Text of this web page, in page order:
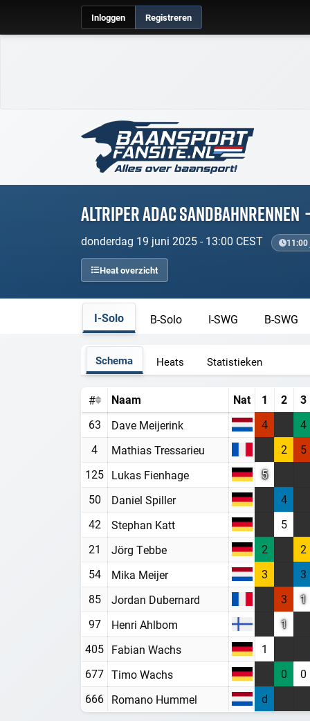
Inloggen Registreren
Altriper ADAC Sandbahnrennen -
donderdag 19 juni 2025 - 13:00 CEST
Heat overzicht
I-Solo B-Solo I-SWG B-SWG
Schema Heats Statistieken
# Naam Nat 1 2 3
63
Dave Meijerink 4 4
4
Mathias Tressarieu 2 5
125 Lukas Fienhage 5
50
Daniel Spiller 4
42
Stephan Katt 5
21
Jörg Tebbe 2 2
54
Mika Meijer 3 3
85
Jordan Dubernard 3 1
97
Henri Ahlbom 1
405 Fabian Wachs 1
677 Timo Wachs 0 0
666 Romano Hummel d